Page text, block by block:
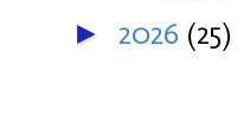
► 2026 (25)